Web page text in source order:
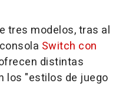
tres modelos, tras al
Switch con
distintas
los "estilos de juego